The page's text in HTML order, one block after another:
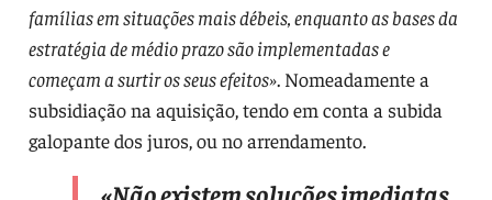
famílias em situações mais débeis, enquanto as bases da
estratégia de médio prazo são implementadas e
começam a surtir os seus efeitos». Nomeadamente a
subsidiação na aquisição, tendo em conta a subida
galopante dos juros, ou no arrendamento.
«Não existem soluções imediatas